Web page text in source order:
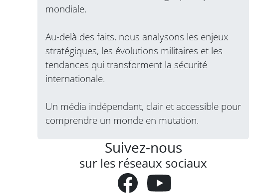
mondiale.
Au-delà des faits, nous analysons les enjeux
stratégiques, les évolutions militaires et les
tendances qui transforment la sécurité
internationale.
Un média indépendant, clair et accessible pour
comprendre un monde en mutation.
Suivez-nous
sur les réseaux sociaux